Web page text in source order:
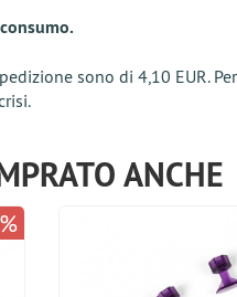
sono di 4,10 EUR.
ANCHE
%